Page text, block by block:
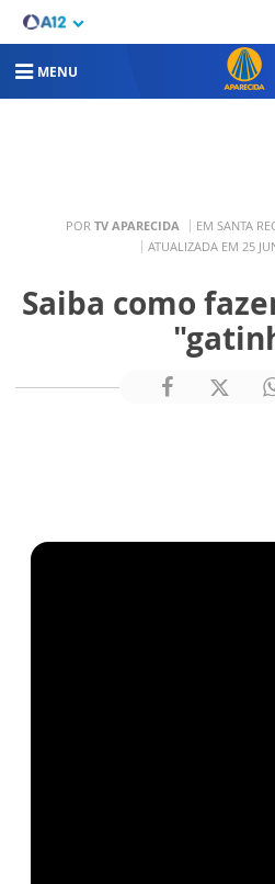
MENU
POR TV APARECIDA EM SANTA
ATUALIZADA EM 25
Saiba como